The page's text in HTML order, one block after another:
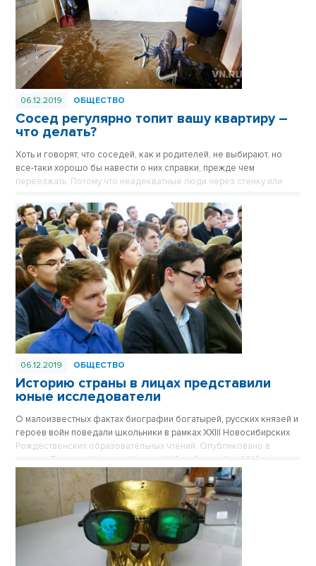
06.12.2019 ОБЩЕСТВО
Сосед регулярно топит вашу квартиру –
что делать?
Хоть и говорят, что соседей, как и родителей, не выбирают, но
все-таки хорошо бы навести о них справки, прежде чем
переезжать. Потому что неадекватные люди через стенку или
Опубликовано в газете «Вечерний Новосибирск» №49 от 6
декабря 2019 года.
06.12.2019 ОБЩЕСТВО
Историю страны в лицах представили
юные исследователи
О малоизвестных фактах биографии богатырей, русских князей и
героев войн поведали школьники в рамках XXIII Новосибирских
Рождественских образовательных чтений. Опубликовано в
газете «Вечерний Новосибирск» №49 от 6 декабря 2019 года.